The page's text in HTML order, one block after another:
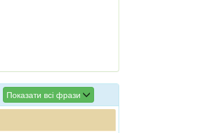
Показати всі фрази